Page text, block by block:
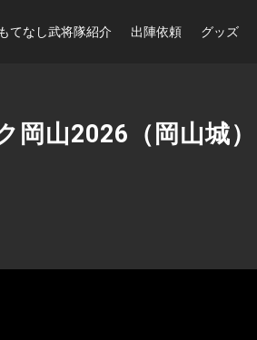
てなし武将隊紹介 出陣依頼 グッズ
岡山2026（岡山城）